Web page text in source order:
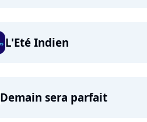
L'Eté Indien
Demain sera parfait